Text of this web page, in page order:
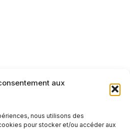
aux
nous utilisons des
pour stocker et/ou accéder aux